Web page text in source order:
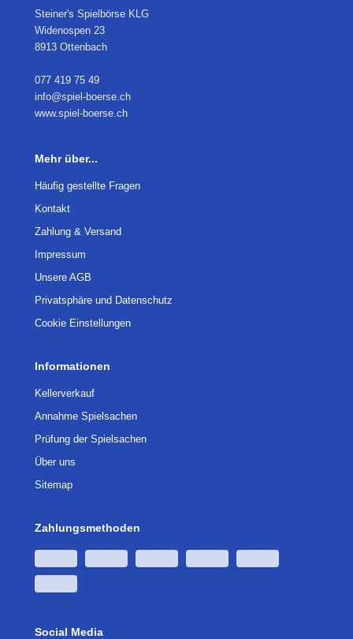
Steiner's Spielbörse KLG
Widenospen 23
8913 Ottenbach
077 419 75 49
info@spiel-boerse.ch
www.spiel-boerse.ch
Mehr über...
Häufig gestellte Fragen
Kontakt
Zahlung & Versand
Impressum
Unsere AGB
Privatsphäre und Datenschutz
Cookie Einstellungen
Informationen
Kellerverkauf
Annahme Spielsachen
Prüfung der Spielsachen
Über uns
Sitemap
Zahlungsmethoden
Social Media